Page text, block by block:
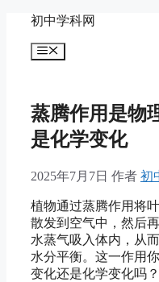
初中学科网
菜
蒸腾作用是物
是化学变化
2025年7月7日 作者 初
植物通过蒸腾作用将
散发到空气中，然后
水蒸气吸入体内，从
水分平衡。这一作用
变化还是化学变化吗？